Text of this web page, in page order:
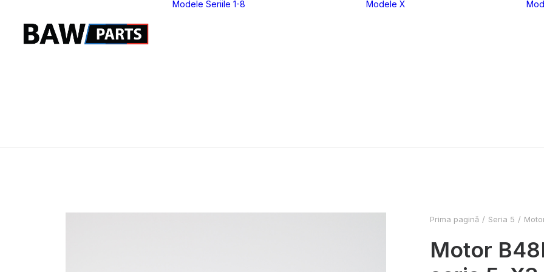
Modele Seriile 1-8 Modele X
Prima pagină Seria 5
Motor